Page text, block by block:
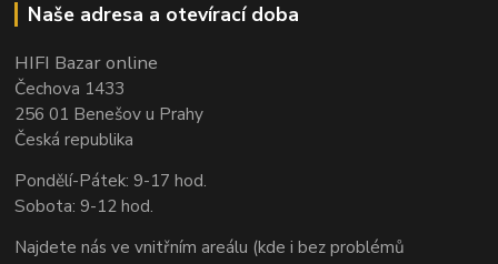
Naše adresa a otevírací doba
HIFI Bazar online
Čechova 1433
256 01 Benešov u Prahy
Česká republika
Pondělí-Pátek: 9-17 hod.
Sobota: 9-12 hod.
Najdete nás ve vnitřním areálu (kde i bez problémů